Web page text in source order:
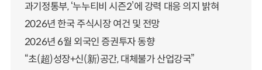
과기정통부, ‘누누티비 시즌2’에 강력 대응 의지 밝혀
2026년 한국 주식시장 여건 및 전망
2026년 6월 외국인 증권투자 동향
“초(超)성장+신(新)공간, 대체불가 산업강국”